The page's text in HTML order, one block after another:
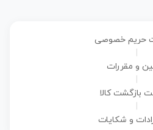
حریم خصوصی
و مقررات
بازگشت کالا
و شکایات